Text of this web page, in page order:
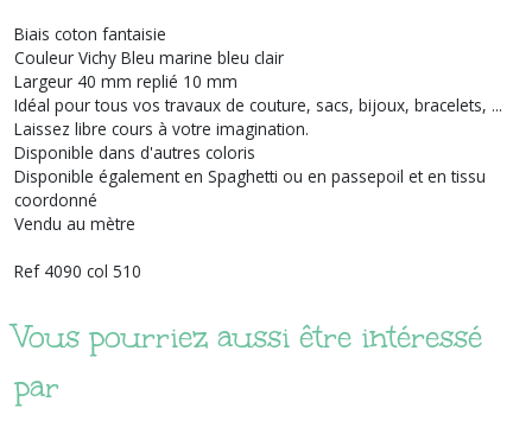
Biais coton fantaisie
Couleur Vichy Bleu marine bleu clair
Largeur 40 mm replié 10 mm
Idéal pour tous vos travaux de couture, sacs, bijoux, bracelets, ...
Laissez libre cours à votre imagination.
Disponible dans d'autres coloris
Disponible également en Spaghetti ou en passepoil et en tissu
coordonné
Vendu au mètre
Ref 4090 col 510
Vous pourriez aussi être intéressé
par